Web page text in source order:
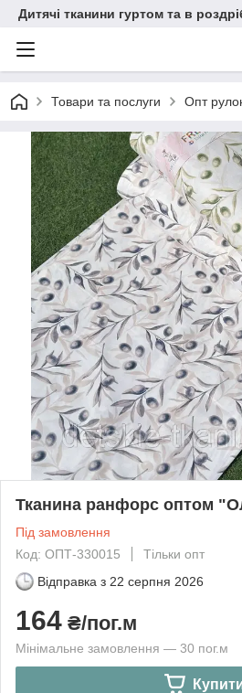
Дитячі тканини гуртом та в
Товари та послуги Опт
Тканина ранфорс оптом
Під замовлення
Код: ОПТ-330015
Тільки опт
Відправка з 22 серпня 2026
164 ₴/пог.м
Мінімальне замовлення — 30 пог.м